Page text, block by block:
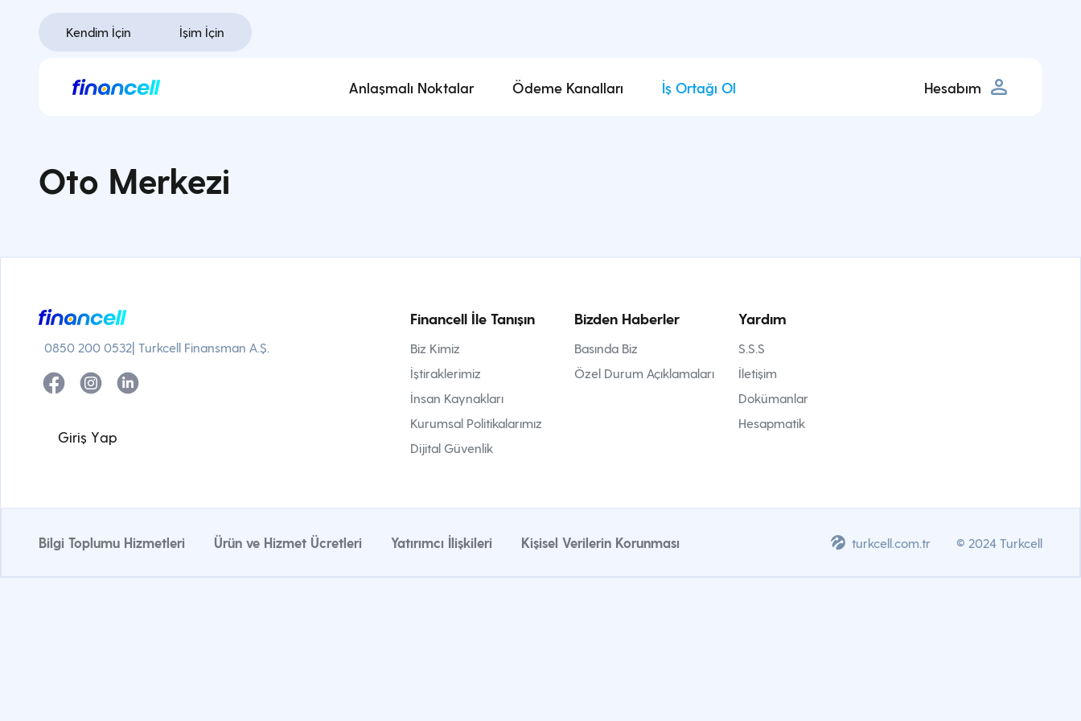
Kendim İçin İşim İçin
Anlaşmalı Noktalar Ödeme Kanalları İş Ortağı Ol Hesabım
Oto Merkezi
0850 200 0532| Turkcell Finansman A.Ş.
Giriş Yap
Financell İle Tanışın
Biz Kimiz
İştiraklerimiz
İnsan Kaynakları
Kurumsal Politikalarımız
Dijital Güvenlik
Bizden Haberler
Basında Biz
Özel Durum Açıklamaları
Yardım
S.S.S
İletişim
Dokümanlar
Hesapmatik
Bilgi Toplumu Hizmetleri Ürün ve Hizmet Ücretleri Yatırımcı İlişkileri Kişisel Verilerin Korunması turkcell.com.tr © 2024 Turkcell